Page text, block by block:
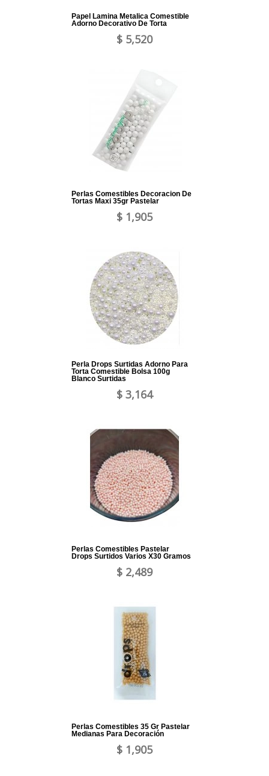
Papel Lamina Metalica Comestible
Adorno Decorativo De Torta
$ 5,520
Perlas Comestibles Decoracion De
Tortas Maxi 35gr Pastelar
$ 1,905
Perla Drops Surtidas Adorno Para
Torta Comestible Bolsa 100g
Blanco Surtidas
$ 3,164
Perlas Comestibles Pastelar
Drops Surtidos Varios X30 Gramos
$ 2,489
Perlas Comestibles 35 Gr Pastelar
Medianas Para Decoración
$ 1,905